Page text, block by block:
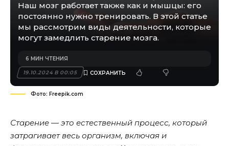
Наш мозг работает также как и мышцы: его
постоянно нужно тренировать. В этой статье
мы рассмотрим виды деятельности, которые
могут замедлить старение мозга.
19.10.2024 В 00:05
6 МИН ЧТЕНИЯ
Фото: Freepik.com
Старение — это естественный процесс, который
затрагивает весь организм, включая и